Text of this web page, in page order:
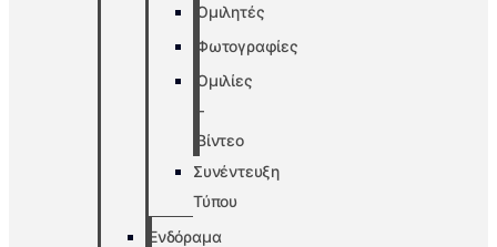
Ομιλητές
Φωτογραφίες
Ομιλίες
–
Βίντεο
Συνέντευξη
Τύπου
Ενδόραμα